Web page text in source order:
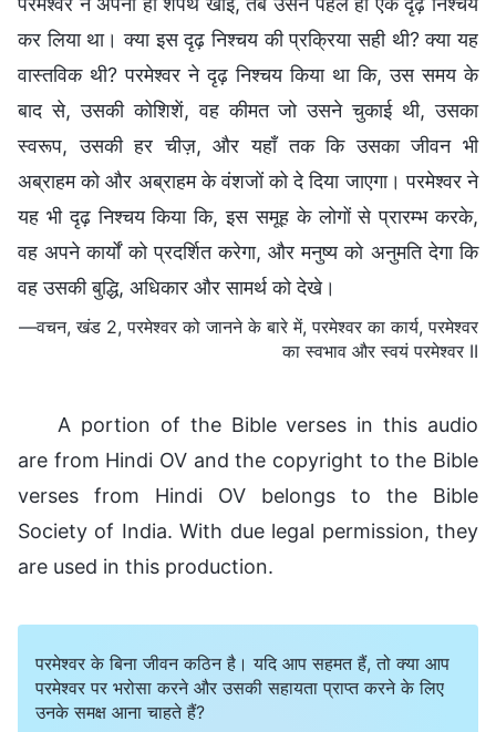
कर लिया था। क्या इस दृढ़ निश्चय की प्रक्रिया सही थी? क्या यह
वास्तविक थी? परमेश्वर ने दृढ़ निश्चय किया था कि, उस समय के
बाद से, उसकी कोशिशें, वह कीमत जो उसने चुकाई थी, उसका
स्वरूप, उसकी हर चीज़, और यहाँ तक कि उसका जीवन भी
अब्राहम को और अब्राहम के वंशजों को दे दिया जाएगा। परमेश्वर ने
यह भी दृढ़ निश्चय किया कि, इस समूह के लोगों से प्रारम्भ करके,
वह अपने कार्यों को प्रदर्शित करेगा, और मनुष्य को अनुमति देगा कि
वह उसकी बुद्धि, अधिकार और सामर्थ को देखे।
—वचन, खंड 2, परमेश्वर को जानने के बारे में, परमेश्वर का कार्य, परमेश्वर
का स्वभाव और स्वयं परमेश्वर II
A portion of the Bible verses in this audio
are from Hindi OV and the copyright to the Bible
verses from Hindi OV belongs to the Bible
Society of India. With due legal permission, they
are used in this production.
परमेश्वर के बिना जीवन कठिन है। यदि आप सहमत हैं, तो क्या आप
परमेश्वर पर भरोसा करने और उसकी सहायता प्राप्त करने के लिए
उनके समक्ष आना चाहते हैं?